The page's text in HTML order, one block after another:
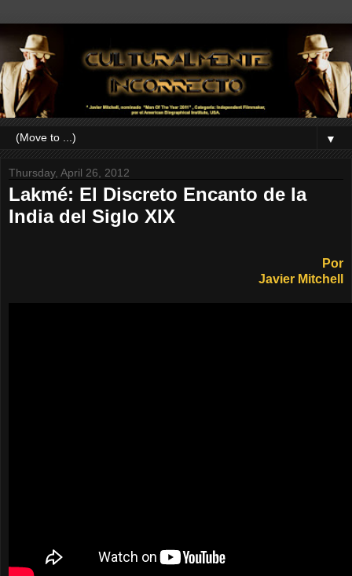
▼
Thursday, April 26, 2012
Lakmé: El Discreto Encanto de la
India del Siglo XIX
Por
Javier Mitchell